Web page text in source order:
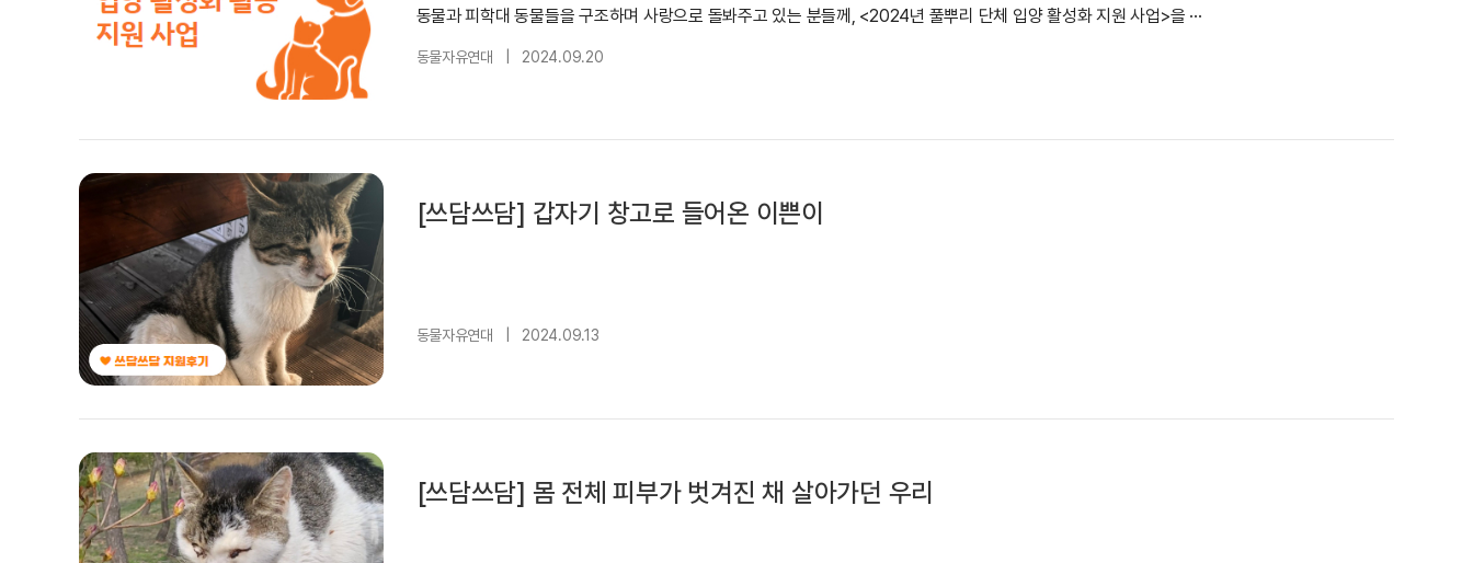
동물과 피학대 동물들을 구조하며 사랑으로 돌봐주고 있는 분들께, <2024년 풀뿌리 단체 입양 활성화 지원 사업>을 ···
동물자유연대 2024.09.20
[쓰담쓰담] 갑자기 창고로 들어온 이쁜이
동물자유연대 2024.09.13
[쓰담쓰담] 몸 전체 피부가 벗겨진 채 살아가던 우리